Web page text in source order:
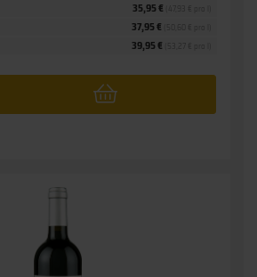
39,95 €
37,95 €
35,95 €